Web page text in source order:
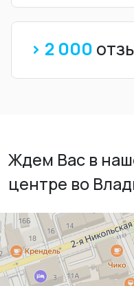
> 2 000
Ждем Вас в
центре во